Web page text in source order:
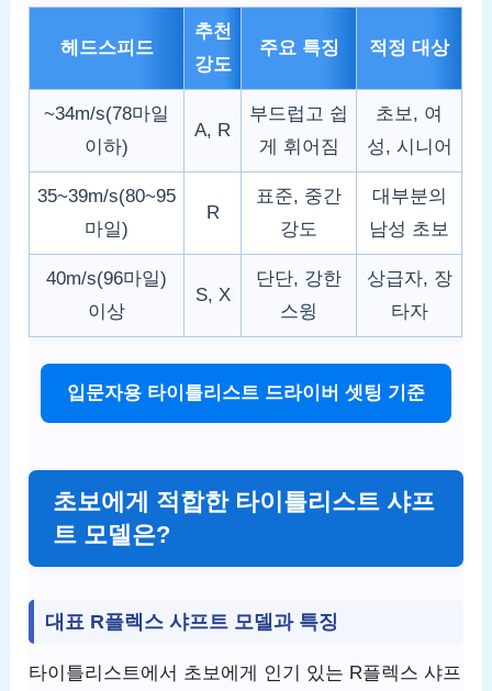
헤드스피드
추천
강도
주요 특징 적정 대상
~34m/s(78마일
이하)
A, R
부드럽고 쉽
게 휘어짐
초보, 여
성, 시니어
35~39m/s(80~95
마일)
R
표준, 중간
강도
대부분의
남성 초보
40m/s(96마일)
이상
S, X
단단, 강한
스윙
상급자, 장
타자
입문자용 타이틀리스트 드라이버 셋팅 기준
초보에게 적합한 타이틀리스트 샤프
트 모델은?
대표 R플렉스 샤프트 모델과 특징
타이틀리스트에서 초보에게 인기 있는 R플렉스 샤프